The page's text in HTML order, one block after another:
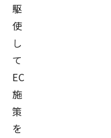
駆
使
し
て
EC
施
策
を